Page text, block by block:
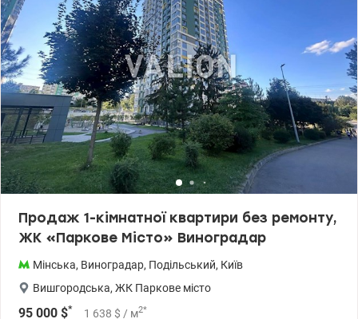
виготовленими під замовлення. Освітлювальні прилади
характеризуються приємним і функціональним дизайном. Є
засклена лоджія з освітленням, розеткою, стелажами та
стельовою сушаркою для білизни. Броньовані двері. В квартирі є
підключення до інтернету, супутникове та кабельне ТБ,
лічильники; розподільний щит з автоматами. Поруч: парки,
Сільпо, Леруа Мерлен, Перша дитяча Академія Оболонь, школа
№ 29, Райффайзен Банк Аваль. У дворі вільна парковка.
Транспорт: автобуси 99, 32;тролейбуси 33, 6; маршрутки 472,
537,395, 421, 99; найближче метро - Мінська та Героїв Дніпра.
Ціна: 95500 у.о., 0634007708 Олена, valion.ua/1100435
Продаж 1-кімнатної квартири без ремонту,
ЖК «Паркове Місто» Виноградар
Мінська, Виноградар, Подільський, Київ
Вишгородська, ЖК Паркове місто
95 000 $* 1 638 $ / м2*